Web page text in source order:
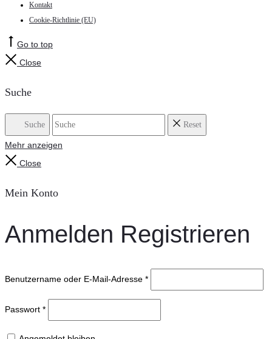
Kontakt
Cookie-Richtlinie (EU)
Go to top
Close
Suche
Suche Reset
Mehr anzeigen
Close
Mein Konto
Anmelden Registrieren
Benutzername oder E-Mail-Adresse *
Passwort *